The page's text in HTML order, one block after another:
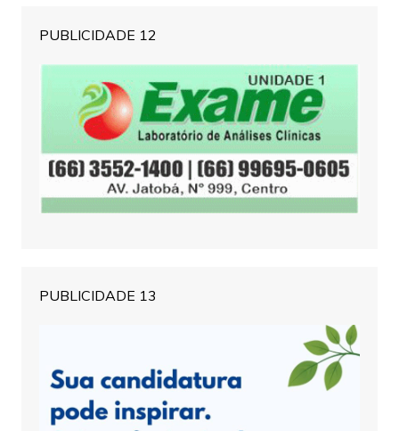
PUBLICIDADE 12
PUBLICIDADE 13